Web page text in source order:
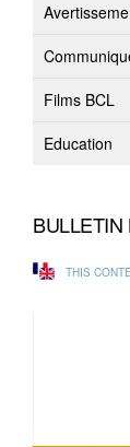
Films BCL
Education
BULLETIN
THIS